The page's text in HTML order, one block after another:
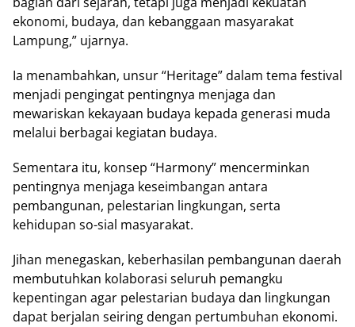
ekonomi, budaya, dan kebanggaan masyarakat
Lampung,” ujarnya.
Ia menambahkan, unsur “Heritage” dalam tema festival
menjadi pengingat pentingnya menjaga dan
mewariskan kekayaan budaya kepada generasi muda
melalui berbagai kegiatan budaya.
Sementara itu, konsep “Harmony” mencerminkan
pentingnya menjaga keseimbangan antara
pembangunan, pelestarian lingkungan, serta
kehidupan so-sial masyarakat.
Jihan menegaskan, keberhasilan pembangunan daerah
membutuhkan kolaborasi seluruh pemangku
kepentingan agar pelestarian budaya dan lingkungan
dapat berjalan seiring dengan pertumbuhan ekonomi.